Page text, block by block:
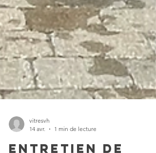
14 avr.
1 min de lecture